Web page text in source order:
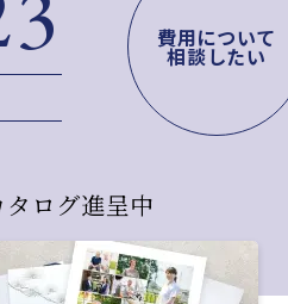
費用について
相談したい
ログ進呈中